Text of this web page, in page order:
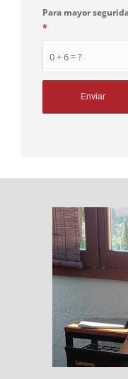
0 + 6 = ?
Para mayor
*